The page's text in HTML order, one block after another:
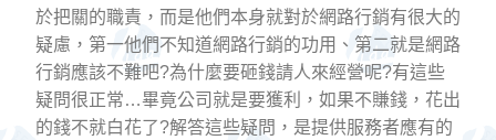
於把關的職責，而是他們本身就對於網路行銷有很大的
疑慮，第一他們不知道網路行銷的功用、第二就是網路
行銷應該不難吧?為什麼要砸錢請人來經營呢?有這些
疑問很正常…畢竟公司就是要獲利，如果不賺錢，花出
的錢不就白花了?解答這些疑問，是提供服務者應有的